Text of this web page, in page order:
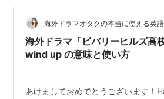
bihadamichi.com QQEnglishで2回
海外ドラマオタクの本当に使える英語
海外ドラマ「ビバリーヒルズ高
wind up の意味と使い方
あけましておめでとうございます！